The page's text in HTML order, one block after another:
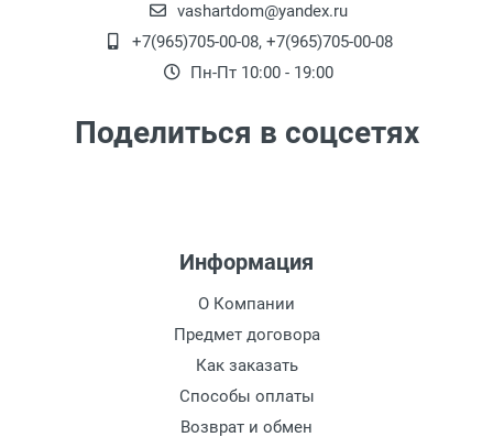
заказе на сумму от 4000 рублей до 7000
рублей) внутри Садового Кольца
Доставка г. Москва -650 рублей
рублей)
Доставка г. Калуга (самовывоз из офиса)
заказ менее 3000 рублей. -
Акция: Доставка до: Малоярославец,
Обнинск, Балабаново -Бесплатно
заказе более 3000 рублей), до подъезда;
менее 3000 рублей. -300 рублей
vashartdom@yandex.ru
+7(965)705-00-08, +7(965)705-00-08
Пн-Пт 10:00 - 19:00
Поделиться в соцсетях
Информация
О Компании
Предмет договора
Как заказать
Способы оплаты
Возврат и обмен